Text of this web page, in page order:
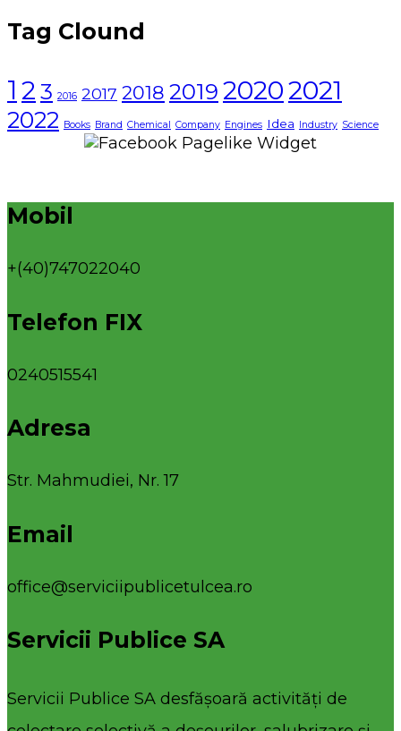
Tag Clound
1 2 3 2016 2017 2018 2019 20202021
2022 Books Brand Chemical Company Engines Idea Industry Science
Mobil
+(40)747022040
Telefon FIX
0240515541
Adresa
Str. Mahmudiei, Nr. 17
Email
office@serviciipublicetulcea.ro
Servicii Publice SA
Servicii Publice SA desfășoară activități de